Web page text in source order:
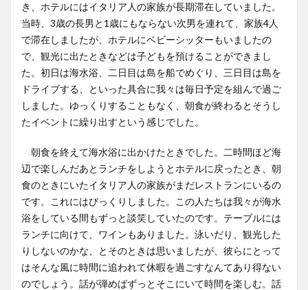
き、ホテルにはイタリア人の家族が長期滞在していました。
当時、3歳の長男と1歳にもならない次男を連れて、家族4人
で滞在しましたが、ホテルにベビーシッターもいましたの
で、観光に出たときなどは子どもを預けることができまし
た。初日は海水浴、二日目は島を船でめぐり、三日目は島を
ドライブする、といった具合に我々は毎日予定を組んで過ご
しました。ゆっくりすることもなく、朝食が終わるとそうし
たイベントに繰り出すという感じでした。
朝食を終えて海水浴に出かけたときでした。二時間ほど海
辺で楽しんだあとランチをしようとホテルに戻ったとき、朝
食のときにいたイタリア人の家族がまだレストランにいるの
です。これにはびっくりしました。この人たちは我々が海水
浴をしている間もずっと談笑していたのです。テーブルには
ランチに向けて、ワインもありました。泳いだり、観光した
りしないのかな、とそのときは思いましたが、彼らにとって
はそんな風に時間に追われて休暇を過ごすなんてあり得ない
のでしょう。話が弾めばずっとそこにいて時間を楽しむ。話